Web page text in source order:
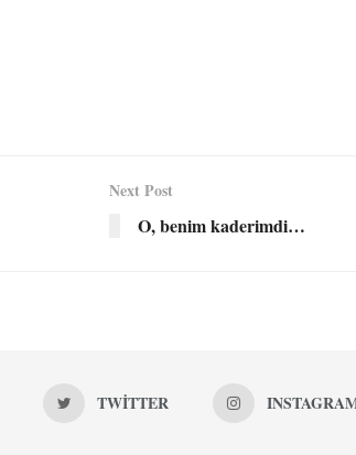
Next Post
O, benim kaderimdi…
TWITTER